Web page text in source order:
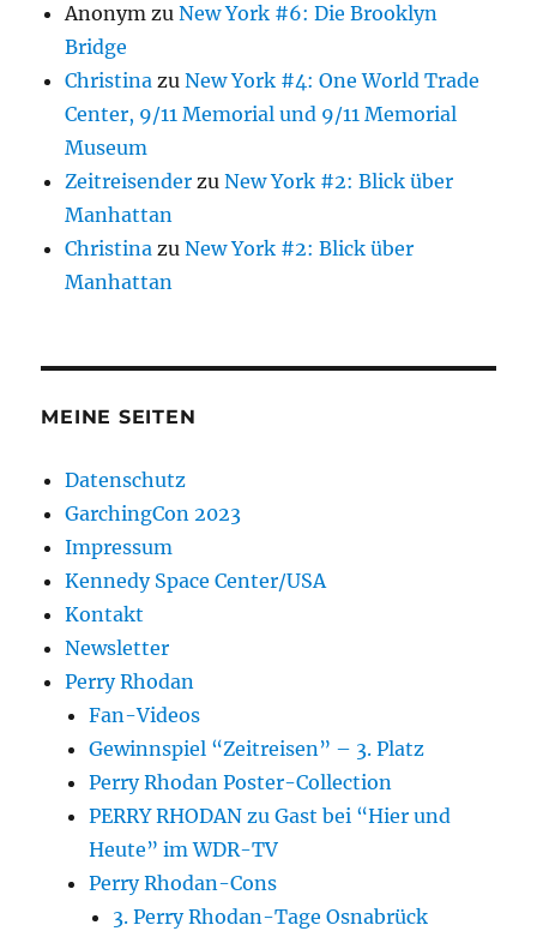
Anonym zuNew York #6: Die Brooklyn
Bridge
Christina zuNew York #4: One World Trade
Center, 9/11 Memorial und 9/11 Memorial
Museum
Zeitreisender zuNew York #2: Blick über
Manhattan
Christina zuNew York #2: Blick über
Manhattan
MEINE SEITEN
Datenschutz
GarchingCon 2023
Impressum
Kennedy Space Center/USA
Kontakt
Newsletter
Perry Rhodan
Fan-Videos
Gewinnspiel “Zeitreisen” – 3. Platz
Perry Rhodan Poster-Collection
PERRY RHODAN zu Gast bei “Hier und
Heute” im WDR-TV
Perry Rhodan-Cons
3. Perry Rhodan-Tage Osnabrück